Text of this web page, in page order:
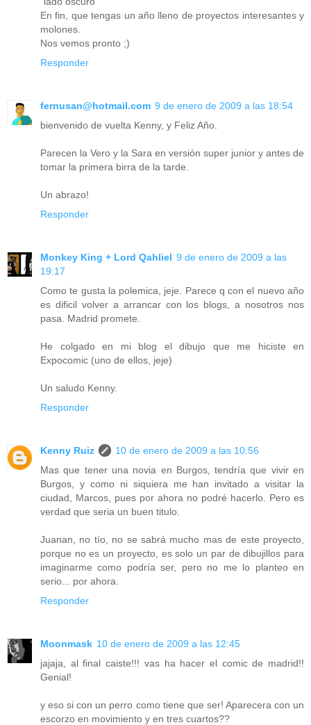
En fin, que tengas un año lleno de proyectos interesantes y
molones.
Nos vemos pronto ;)
Responder
fernusan@hotmail.com 9 de enero de 2009 a las 18:54
bienvenido de vuelta Kenny, y Feliz Año.
Parecen la Vero y la Sara en versión super junior y antes de
tomar la primera birra de la tarde.
Un abrazo!
Responder
Monkey King + Lord Qahliel 9 de enero de 2009 a las
19:17
Como te gusta la polemica, jeje. Parece q con el nuevo año
es dificil volver a arrancar con los blogs, a nosotros nos
pasa. Madrid promete.
He colgado en mi blog el dibujo que me hiciste en
Expocomic (uno de ellos, jeje)
Un saludo Kenny.
Responder
Kenny Ruiz
10 de enero de 2009 a las 10:56
Mas que tener una novia en Burgos, tendría que vivir en
Burgos, y como ni siquiera me han invitado a visitar la
ciudad, Marcos, pues por ahora no podré hacerlo. Pero es
verdad que seria un buen titulo.
Juanan, no tío, no se sabrá mucho mas de este proyecto,
porque no es un proyecto, es solo un par de dibujillos para
imaginarme como podría ser, pero no me lo planteo en
serio... por ahora.
Responder
Moonmask 10 de enero de 2009 a las 12:45
jajaja, al final caiste!!! vas ha hacer el comic de madrid!!
Genial!
y eso si con un perro como tiene que ser! Aparecera con un
escorzo en movimiento y en tres cuartos??